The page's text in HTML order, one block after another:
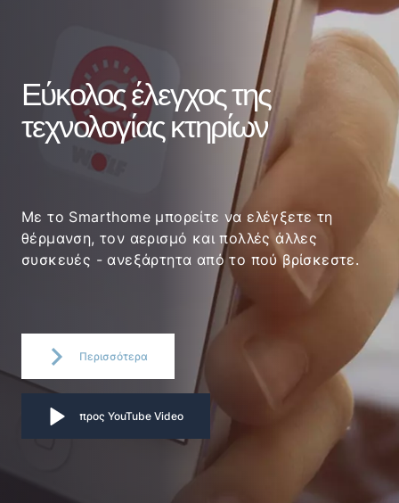
Εύκολος έλεγχος της
τεχνολογίας κτηρίων
Με το Smarthome μπορείτε να ελέγξετε τη
θέρμανση, τον αερισμό και πολλές άλλες
συσκευές - ανεξάρτητα από το πού βρίσκεστε.
Περισσότερα
προς YouTube Video